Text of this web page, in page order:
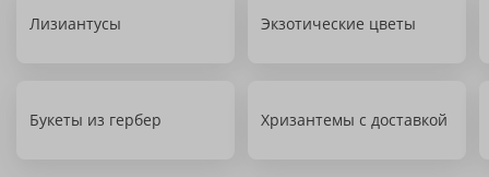
Лизиантусы Экзотические цветы
Букеты из гербер Хризантемы с доставкой